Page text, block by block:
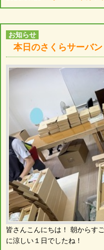
お知らせ
本日のさくらサーバン
皆さんこんにちは！ 朝からす
に涼しい１日でしたね！